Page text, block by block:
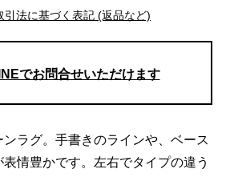
引法に基づく表記 (返品など)
でお問合せいただけます
ラグ。手書きのラインや、ベース
情豊かです。左右でタイプの違う